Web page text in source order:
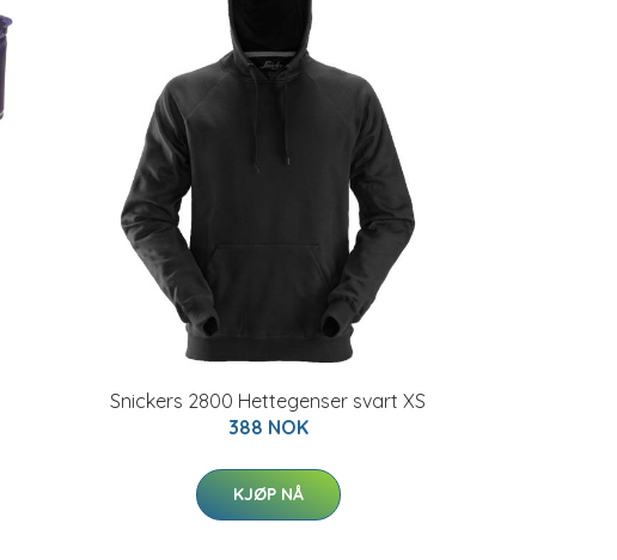
Snickers 2800 Hettegenser svart XS
388 NOK
KJØP NÅ